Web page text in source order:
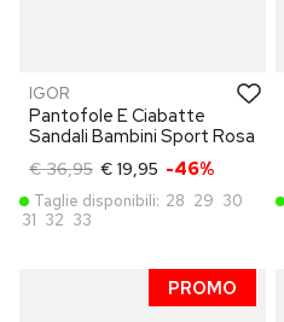
IGOR
Pantofole E Ciabatte
Sandali Bambini Sport Rosa
€ 36,95 € 19,95 -46%
Taglie disponibili: 28 29 30
31 32 33
PROMO